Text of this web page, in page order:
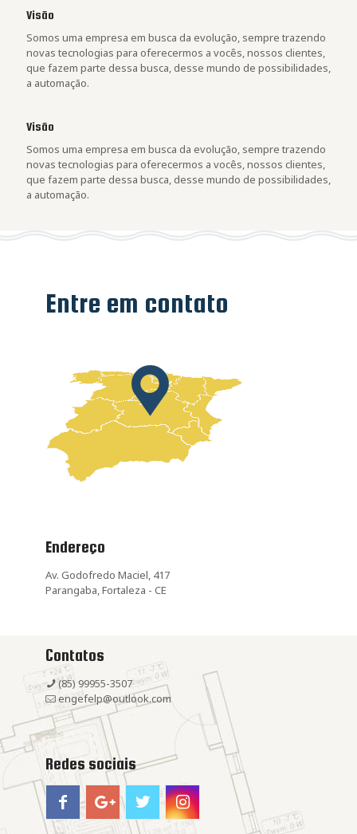
Visão
Somos uma empresa em busca da evolução, sempre trazendo
novas tecnologias para oferecermos a vocês, nossos clientes,
que fazem parte dessa busca, desse mundo de possibilidades,
a automação.
Visão
Somos uma empresa em busca da evolução, sempre trazendo
novas tecnologias para oferecermos a vocês, nossos clientes,
que fazem parte dessa busca, desse mundo de possibilidades,
a automação.
Entre em contato
Endereço
Av. Godofredo Maciel, 417
Parangaba, Fortaleza - CE
Contatos
(85) 99955-3507
engefelp@outlook.com
Redes sociais